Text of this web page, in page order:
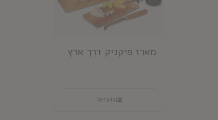
מארז פיקניק דרך ארץ
Details